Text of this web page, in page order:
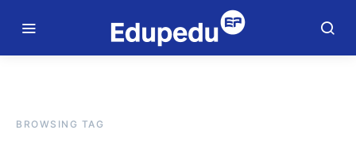
BROWSING TAG